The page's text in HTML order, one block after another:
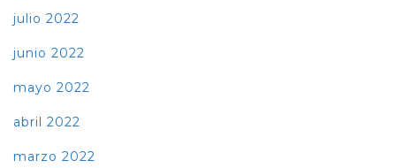
julio 2022
junio 2022
mayo 2022
abril 2022
marzo 2022